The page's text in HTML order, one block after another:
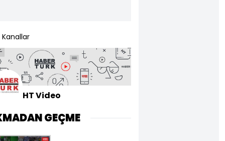
HT Video
GEÇME